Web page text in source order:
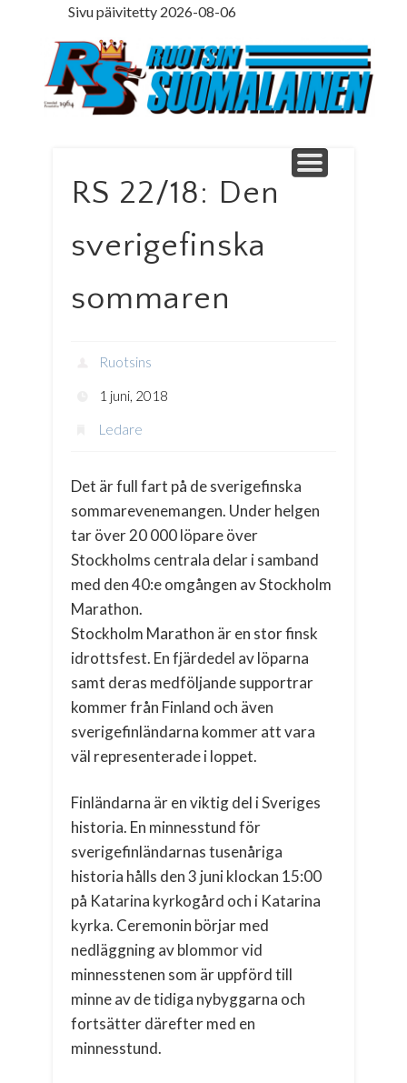
Sivu päivitetty 2026-08-06
ETUSIVU
PÄÄKIRJOITUS
MINNE MENNÄ
ILMOITUSOSASTO
LEHTITILAUS
NETTILEHTI
LEDARE PÅ SVENSKA
YHTEYSTIEDOT
RS 22/18: Den
sverigefinska
sommaren
Ruotsins
1 juni, 2018
Ledare
Det är full fart på de sverigefinska
sommarevenemangen. Under helgen
tar över 20 000 löpare över
Stockholms centrala delar i samband
med den 40:e omgången av Stockholm
Marathon.
Stockholm Marathon är en stor finsk
idrottsfest. En fjärdedel av löparna
samt deras medföljande supportrar
kommer från Finland och även
sverigefinländarna kommer att vara
väl representerade i loppet.
Finländarna är en viktig del i Sveriges
historia. En minnesstund för
sverigefinländarnas tusenåriga
historia hålls den 3 juni klockan 15:00
på Katarina kyrkogård och i Katarina
kyrka. Ceremonin börjar med
nedläggning av blommor vid
minnesstenen som är uppförd till
minne av de tidiga nybyggarna och
fortsätter därefter med en
minnesstund.